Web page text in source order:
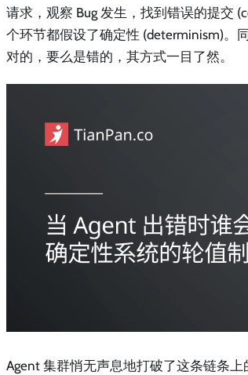
请求，观察 Bug 发生，找到错误的提交
个环节都假设了确定性 (determinism)。
对的，要么是错的，其方式一目了然。
Agent 集群悄无声息地打破了这条链条